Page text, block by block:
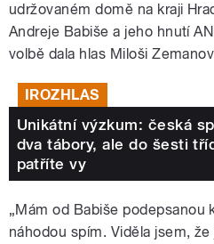
udržovaném domě na kraji
Andreje Babiše a jeho hnutí
volbě dala hlas Miloši
IROZHLAS
Unikátní výzkum: česká
dva tábory, ale do šesti
patříte vy
„Mám od Babiše podepsanou
náhodou spím. Viděla jsem,